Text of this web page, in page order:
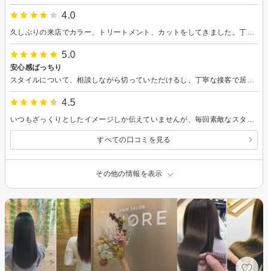
4.0
5.0
安心感ばっちり
4.5
すべての口コミを見る
その他の情報を表示